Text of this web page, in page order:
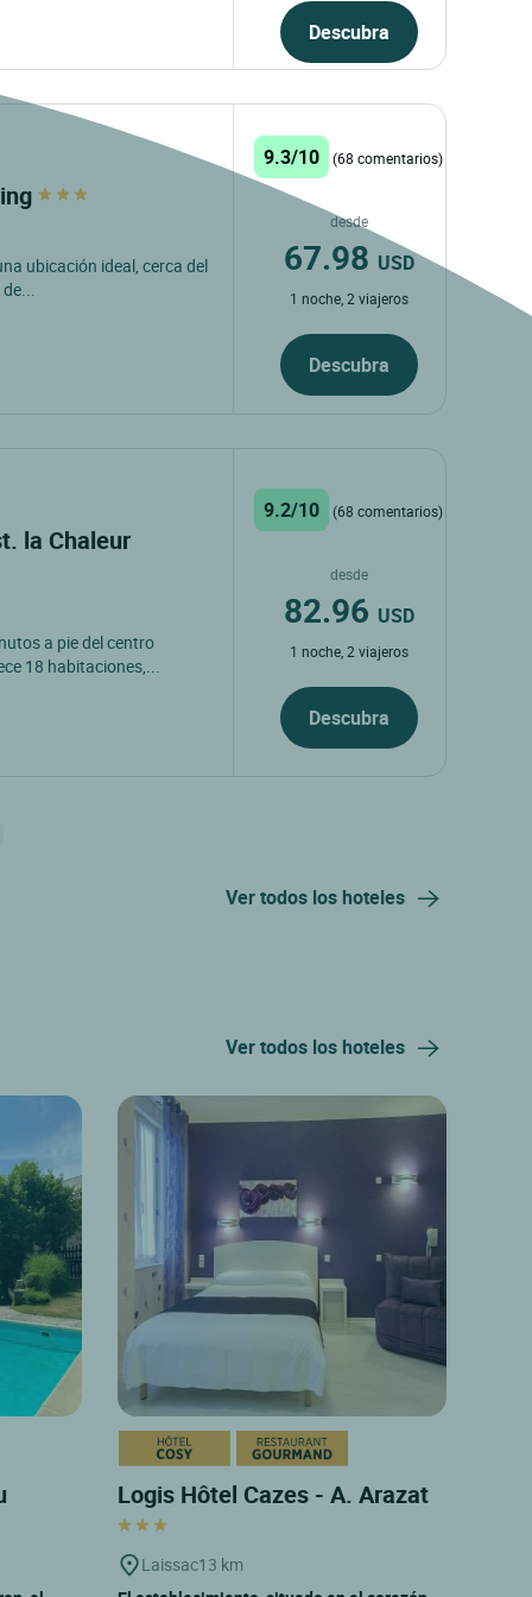
Descubra
ubicación ideal, cerca del
9.3/10 (68 comentarios)
desde
67.98 USD
1 noche, 2 viajeros
Descubra
la Chaleur
a pie del centro
18 habitaciones,...
9.2/10 (68 comentarios)
desde
82.96 USD
1 noche, 2 viajeros
Descubra
Ver todos los hoteles
Ver todos los hoteles
Logis Hôtel Cazes - A. Arazat
Laissac13 km